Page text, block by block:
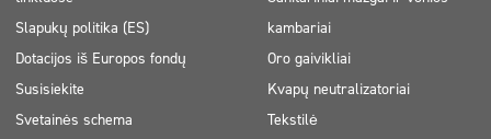
Slapukų politika (ES)
Dotacijos iš Europos fondų
Susisiekite
Svetainės schema
kambariai
Oro gaivikliai
Kvapų neutralizatoriai
Tekstilė